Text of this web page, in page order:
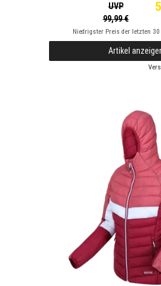
UVP
99,99 €
Niedrigster Preis der letzten 30
Artikel